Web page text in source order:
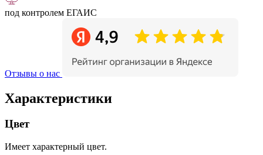
под контролем ЕГАИС
Отзывы о нас
Характеристики
Цвет
Имеет характерный цвет.